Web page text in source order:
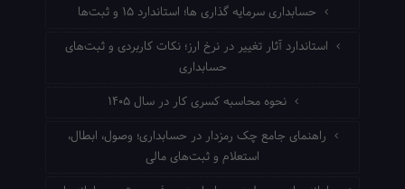
حسابداری سرمایه گذاری ها؛ استاندارد ۱۵ و ثبت‌ها
استاندارد آثار تغییر در نرخ ارز؛ نکات کاربردی و ثبت‌های
حسابداری
نحوه محاسبه کسری کار در سال ۱۴۰۵
راهنمای جامع چک رمزدار در حسابداری؛ وصول، ابطال،
استعلام و ثبت‌های مالی